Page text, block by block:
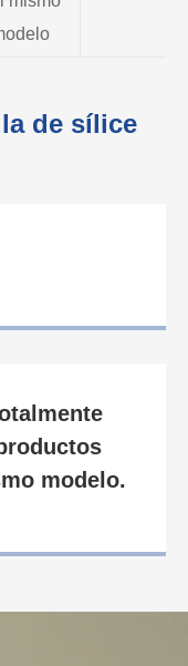
de sílice
modelo.